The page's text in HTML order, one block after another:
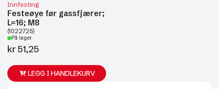
Innfesting
Festeøye før gassfjærer;
L=16; M8
(1022725)
På lager
kr51,25
LEGG I HANDLEKURV